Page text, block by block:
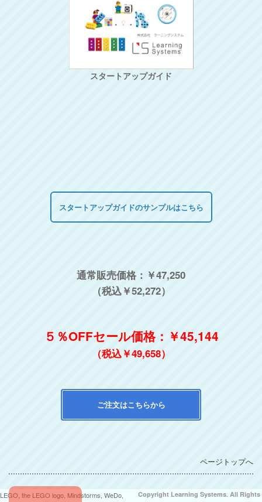
スタートアップガイド
スタートアップガイドのサンプルはこちら
通常販売価格：￥47,250
（税込￥52,272）
５％OFFセール価格：￥45,144
（税込￥49,658）
ご注文はこちらから
ページトップへ
LEGO, the LEGO logo, Mindstorms, WeDo,
Copyright Learning Systems. All Rights